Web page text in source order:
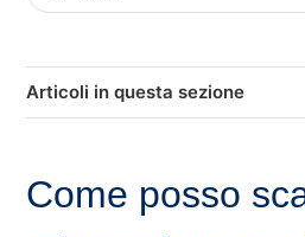
Articoli in questa sezione
Come posso